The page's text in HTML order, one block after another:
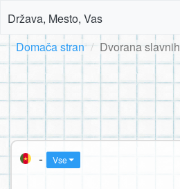
Država, Mesto, Vas
Domača stran Dvorana slavnih
- Vse